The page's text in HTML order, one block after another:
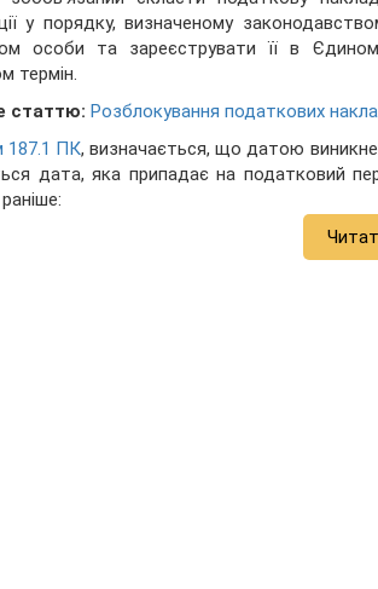
у порядку, визначеному
особи та зареєструвати її в
термін.
статтю: Розблокування податкових
187.1 ПК, визначається, що датою
дата, яка припадає на податковий